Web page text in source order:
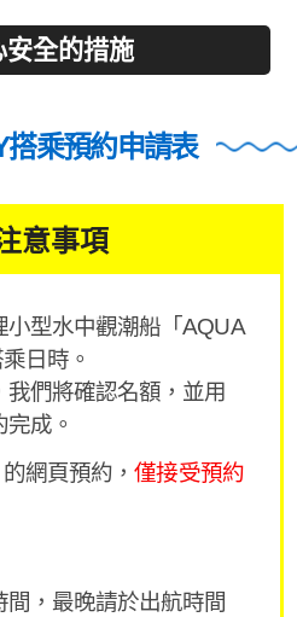
安全的措施
搭乘預約申請表
意事項
型水中觀潮船「AQUA
日時。
們將確認名額，並用
成。
的網頁預約，僅接受預約
，最晚請於出航時間